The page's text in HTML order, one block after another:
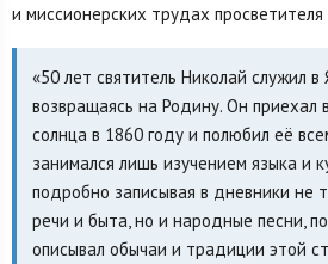
и миссионерских трудах просветителя
«50 лет святитель Николай служил
возвращаясь на Родину. Он приехал
солнца в 1860 году и полюбил её
занимался лишь изучением языка и
подробно записывая в дневники не
речи и быта, но и народные песни,
описывал обычаи и традиции этой